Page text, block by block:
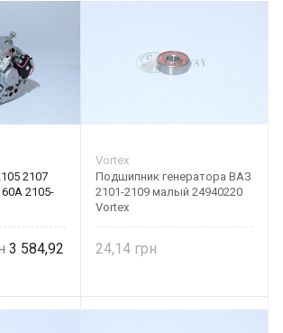
2107
2105-
3 584,92
Vortex
Подшипник генератора ВАЗ
2101-2109 малый 24940220
Vortex
24,14